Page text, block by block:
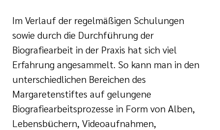
Im Verlauf der regelmäßigen Schulungen
sowie durch die Durchführung der
Biografiearbeit in der Praxis hat sich viel
Erfahrung angesammelt. So kann man in den
unterschiedlichen Bereichen des
Margaretenstiftes auf gelungene
Biografiearbeitsprozesse in Form von Alben,
Lebensbüchern, Videoaufnahmen,